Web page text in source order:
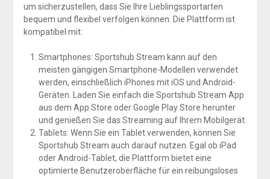
um sicherzustellen, dass Sie Ihre Lieblingssportarten
bequem und flexibel verfolgen können. Die Plattform ist
kompatibel mit:
Smartphones: Sportshub Stream kann auf den
meisten gängigen Smartphone-Modellen verwendet
werden, einschließlich iPhones mit iOS und Android-
Geräten. Laden Sie einfach die Sportshub Stream App
aus dem App Store oder Google Play Store herunter
und genießen Sie das Streaming auf Ihrem Mobilgerät.
Tablets: Wenn Sie ein Tablet verwenden, können Sie
Sportshub Stream auch darauf nutzen. Egal ob iPad
oder Android-Tablet, die Plattform bietet eine
optimierte Benutzeroberfläche für ein reibungsloses